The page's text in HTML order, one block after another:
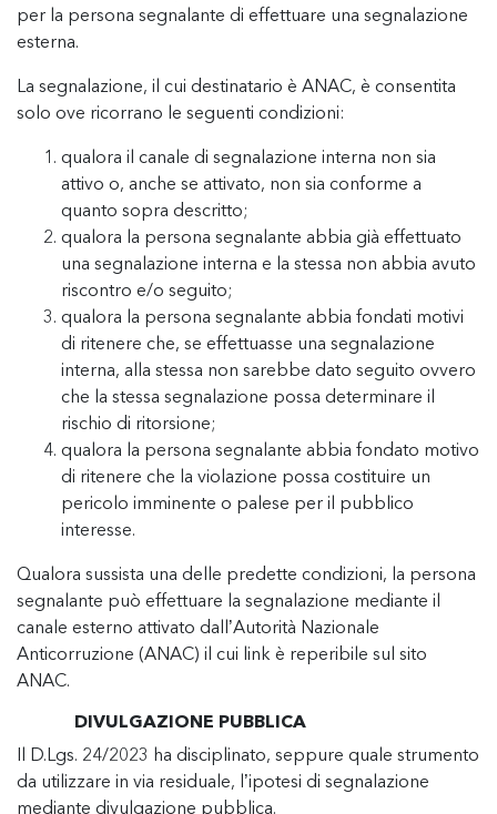
per la persona segnalante di effettuare una segnalazione
esterna.
La segnalazione, il cui destinatario è ANAC, è consentita
solo ove ricorrano le seguenti condizioni:
qualora il canale di segnalazione interna non sia
attivo o, anche se attivato, non sia conforme a
quanto sopra descritto;
qualora la persona segnalante abbia già effettuato
una segnalazione interna e la stessa non abbia avuto
riscontro e/o seguito;
qualora la persona segnalante abbia fondati motivi
di ritenere che, se effettuasse una segnalazione
interna, alla stessa non sarebbe dato seguito ovvero
che la stessa segnalazione possa determinare il
rischio di ritorsione;
qualora la persona segnalante abbia fondato motivo
di ritenere che la violazione possa costituire un
pericolo imminente o palese per il pubblico
interesse.
Qualora sussista una delle predette condizioni, la persona
segnalante può effettuare la segnalazione mediante il
canale esterno attivato dall’Autorità Nazionale
Anticorruzione (ANAC) il cui link è reperibile sul sito
ANAC.
DIVULGAZIONE PUBBLICA
Il D.Lgs. 24/2023 ha disciplinato, seppure quale strumento
da utilizzare in via residuale, l’ipotesi di segnalazione
mediante divulgazione pubblica.